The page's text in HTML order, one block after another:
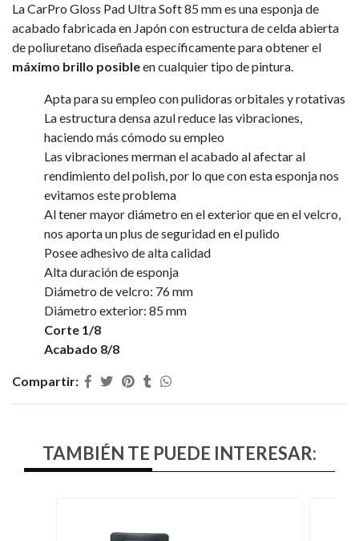
La CarPro Gloss Pad Ultra Soft 85 mm es una esponja de
acabado fabricada en Japón con estructura de celda abierta
de poliuretano diseñada específicamente para obtener el
máximo brillo posibleen cualquier tipo de pintura.
Apta para su empleo con pulidoras orbitales y rotativas
La estructura densa azul reduce las vibraciones,
haciendo más cómodo su empleo
Las vibraciones merman el acabado al afectar al
rendimiento del polish, por lo que con esta esponja nos
evitamos este problema
Al tener mayor diámetro en el exterior que en el velcro,
nos aporta un plus de seguridad en el pulido
Posee adhesivo de alta calidad
Alta duración de esponja
Diámetro de velcro: 76 mm
Diámetro exterior: 85 mm
Corte 1/8
Acabado 8/8
Compartir:
TAMBIÉN TE PUEDE INTERESAR: